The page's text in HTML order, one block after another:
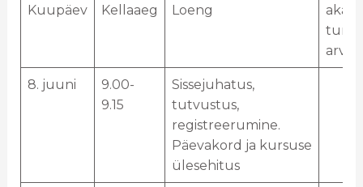
Kuupäev Kellaaeg Loeng
akad.
arv
8. juuni
9.00-
9.15
Sissejuhatus,
tutvustus,
registreerumine.
Päevakord ja kursuse
ülesehitus